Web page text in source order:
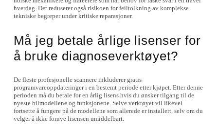
hverdag. Det reduserer også risikoen for feiltolkning av komplekse
tekniske begreper under kritiske reparasjoner.
Må jeg betale årlige lisenser for
å bruke diagnoseverktøyet?
De fleste profesjonelle scannere inkluderer gratis
programvareoppdateringer i en bestemt periode etter kjøpet. Etter denne
perioden må du betale for en årlig lisens hvis du ønsker tilgang til de
nyeste bilmodellene og funksjonene. Selve verktøyet vil likevel
fortsette å fungere på de modellene som allerede er installert, selv om du
velger å ikke fornye lisensen umiddelbart.